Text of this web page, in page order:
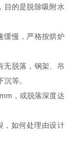
的是脱除吸附水
慢，严格按烘炉
脱落，钢架、吊
等。
，或脱落深度达
如何处理由设计